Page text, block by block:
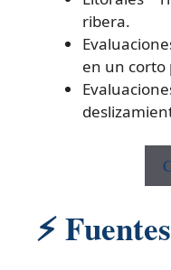
ribera.
en un corto
⚡